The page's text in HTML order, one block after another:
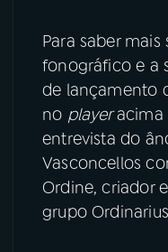
Para saber
fonográfico e a
de lançamento
no playeracima
entrevista do
Vasconcellos
Ordine, criador
grupo